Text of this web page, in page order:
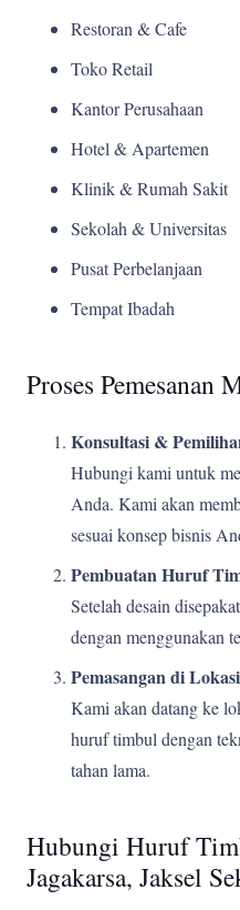
Restoran & Cafe
Toko Retail
Kantor Perusahaan
Hotel & Apartemen
Klinik & Rumah Sakit
Sekolah & Universitas
Pusat Perbelanjaan
Tempat Ibadah
Proses Pemesanan
Konsultasi &
Hubungi kami untuk
Anda. Kami akan
sesuai konsep bisnis
Pembuatan Huruf
Setelah desain
dengan menggunakan
Pemasangan di Lokasi
Kami akan datang ke
huruf timbul dengan
tahan lama.
Hubungi Huruf
Jagakarsa, Jaksel